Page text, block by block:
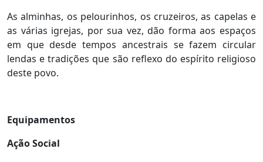
As alminhas, os pelourinhos, os cruzeiros, as capelas e
as várias igrejas, por sua vez, dão forma aos espaços
em que desde tempos ancestrais se fazem circular
lendas e tradições que são reflexo do espírito religioso
deste povo.
Equipamentos
Ação Social